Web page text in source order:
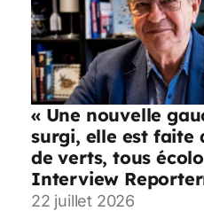
« Une nouvelle
surgi, elle est faite
de verts, tous
Interview
22 juillet 2026